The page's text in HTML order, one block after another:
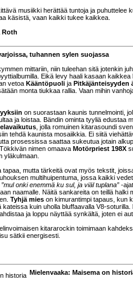
musiikki herättää tuntoja ja puhuttelee
käsistä, vaan kaikki tukee kaikkea.
Roth
tuhannen sylen suojassa
mittariin, niin tuleehan sitä jotenkin
Eikä levy haali kasaan kaikkea
vetoa Kääntöpuoli ja Pitkäjänteisyyden
monta tiukkaa rallia. Vaan mihin
on suorastaan kaunis tunnelmointi,
ja loistaa. Bändin ominta tyyliä edustaa
, jolla romuinen kitarasoundi
tehdä kaunista mosaiikkia. Ei siitä
prosessissa saattaa sukeutua jotain
nimen omaava Motörpriest 198X
yläkulmaan.
tapaa, mutta tärkeitä ovat myös tekstit,
multihuipentuma, jossa kaikki
”mul onki enemmä ku sul, ja viäl tuplana” -
naamalle. Näitä sankareita on teillä halki
Tyhjä mies on kimurantimpi tapaus, kun
kuin uholla bluffaavalla V8-soturilla.
ja loppu näyttää synkältä, joten ei
kitararockin toimimaan
sätkii energisesti.
Mielenvaaka: Maisema on